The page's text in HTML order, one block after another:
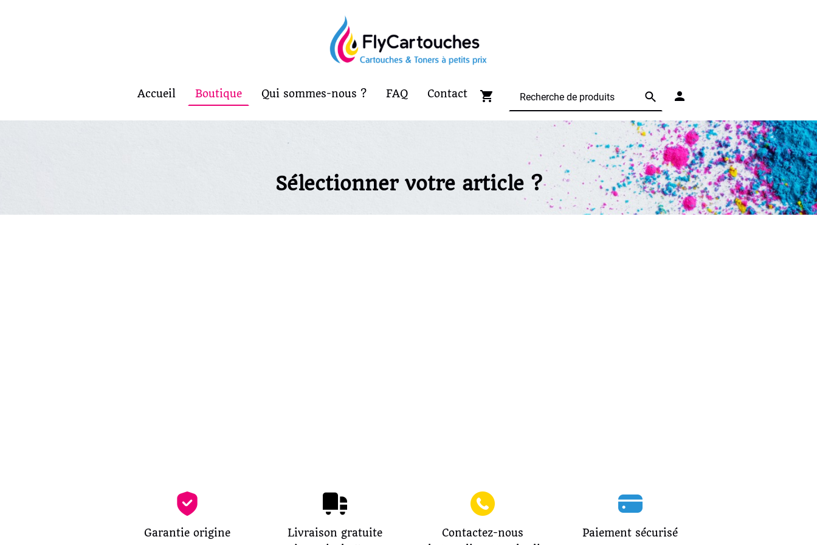
Accueil Boutique Qui sommes-nous ? FAQ Contact
Sélectionner votre article ?
Garantie origine
Livraison gratuite
Paiement sécurisé
Contactez-nous